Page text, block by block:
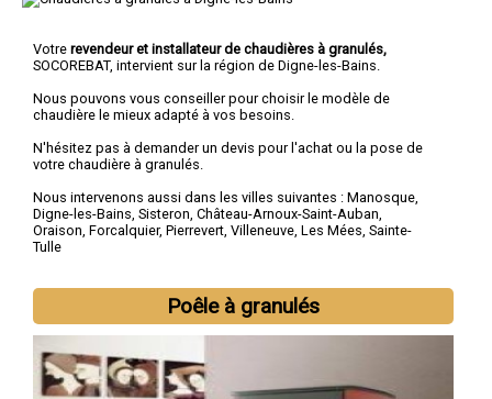
Votre revendeur et installateur de chaudières à granulés,
SOCOREBAT, intervient sur la région de Digne-les-Bains.
Nous pouvons vous conseiller pour choisir le modèle de
chaudière le mieux adapté à vos besoins.
N'hésitez pas à demander un devis pour l'achat ou la pose de
votre chaudière à granulés.
Nous intervenons aussi dans les villes suivantes : Manosque
Digne-les-Bains Sisteron Château-Arnoux-Saint-Auban
Oraison Forcalquier, Pierrevert Villeneuve Les Mées Sainte-
Tulle
Poêle à granulés